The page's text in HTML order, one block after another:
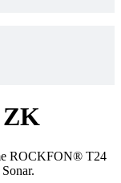
ZK
ROCKFON® T24